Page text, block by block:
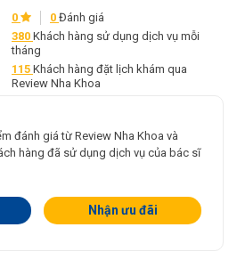
0
0 Đánh giá
380 Khách hàng sử dụng dịch vụ mỗi
tháng
115 Khách hàng đặt lịch khám qua
Review Nha Khoa
đánh giá từ Review Nha Khoa và
hàng đã sử dụng dịch vụ của bác sĩ
Nhận ưu đãi